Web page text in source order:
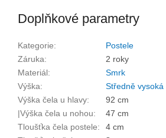
Doplňkové parametry
Kategorie:
Postele
Záruka:
2 roky
Materiál:
Smrk
Výška:
Středně vysoká
Výška čela u hlavy:
92 cm
|Výška čela u nohou:
47 cm
Tloušťka čela postele:
4 cm